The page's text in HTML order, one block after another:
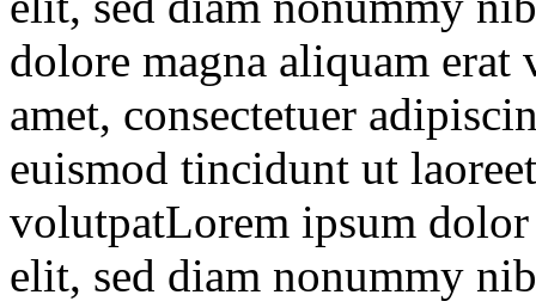
dolore magna aliquam
amet, consectetuer
euismod tincidunt ut
volutpatLorem ipsum
elit, sed diam nonummy